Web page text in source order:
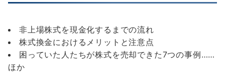
非上場株式を現金化するまでの流れ
株式換金におけるメリットと注意点
困っていた人たちが株式を売却できた7つの事例……
ほか